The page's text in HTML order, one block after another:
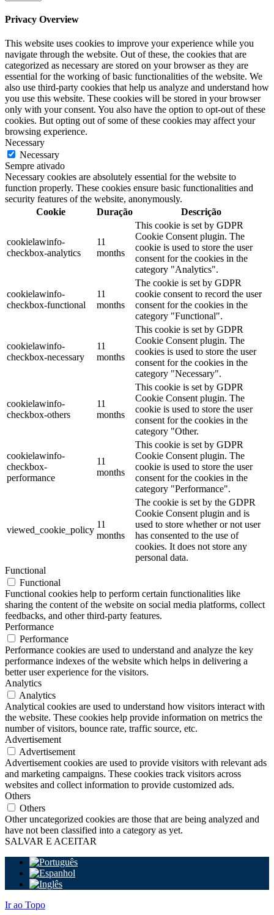
Privacy Overview
This website uses cookies to improve your experience while you
navigate through the website. Out of these, the cookies that are
categorized as necessary are stored on your browser as they are
essential for the working of basic functionalities of the website. We
also use third-party cookies that help us analyze and understand how
you use this website. These cookies will be stored in your browser
only with your consent. You also have the option to opt-out of these
cookies. But opting out of some of these cookies may affect your
browsing experience.
Necessary
Necessary
Sempre ativado
Necessary cookies are absolutely essential for the website to
function properly. These cookies ensure basic functionalities and
security features of the website, anonymously.
Cookie
Duração Descrição
cookielawinfo-
checkbox-analytics
11
months
This cookie is set by GDPR
Cookie Consent plugin. The
cookie is used to store the user
consent for the cookies in the
category "Analytics".
cookielawinfo-
checkbox-functional
11
months
The cookie is set by GDPR
cookie consent to record the user
consent for the cookies in the
category "Functional".
cookielawinfo-
checkbox-necessary
11
months
This cookie is set by GDPR
Cookie Consent plugin. The
cookies is used to store the user
consent for the cookies in the
category "Necessary".
cookielawinfo-
checkbox-others
11
months
This cookie is set by GDPR
Cookie Consent plugin. The
cookie is used to store the user
consent for the cookies in the
category "Other.
cookielawinfo-
checkbox-
performance
11
months
This cookie is set by GDPR
Cookie Consent plugin. The
cookie is used to store the user
consent for the cookies in the
category "Performance".
viewed_cookie_policy
11
months
The cookie is set by the GDPR
Cookie Consent plugin and is
used to store whether or not user
has consented to the use of
cookies. It does not store any
personal data.
Functional
Functional
Functional cookies help to perform certain functionalities like
sharing the content of the website on social media platforms, collect
feedbacks, and other third-party features.
Performance
Performance
Performance cookies are used to understand and analyze the key
performance indexes of the website which helps in delivering a
better user experience for the visitors.
Analytics
Analytics
Analytical cookies are used to understand how visitors interact with
the website. These cookies help provide information on metrics the
number of visitors, bounce rate, traffic source, etc.
Advertisement
Advertisement
Advertisement cookies are used to provide visitors with relevant ads
and marketing campaigns. These cookies track visitors across
websites and collect information to provide customized ads.
Others
Others
Other uncategorized cookies are those that are being analyzed and
have not been classified into a category as yet.
SALVAR E ACEITAR
Ir ao Topo